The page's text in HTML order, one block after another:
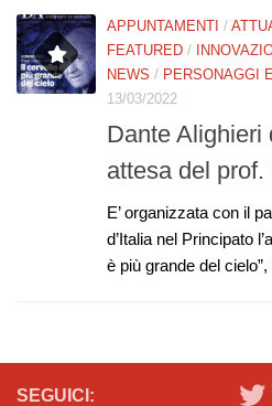
APPUNTAMENTI /
FEATURED /
NEWS / PERSONAGGI
13/03/2022
Dante Alighieri
attesa del
E’ organizzata con il
d’Italia nel Principato
è più grande del
SEGUICI: